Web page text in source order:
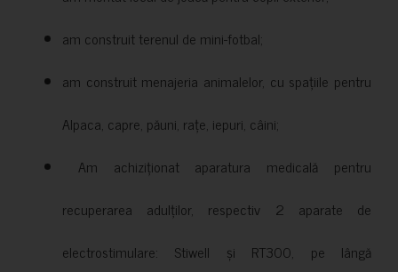
am construit terenul de mini-fotbal;
am construit menajeria animalelor, cu spațiile pentru
Alpaca, capre, păuni, rațe, iepuri, câini;
Am achiziționat aparatura medicală pentru
recuperarea adulților, respectiv 2 aparate de
electrostimulare: Stiwell și RT300, pe lângă